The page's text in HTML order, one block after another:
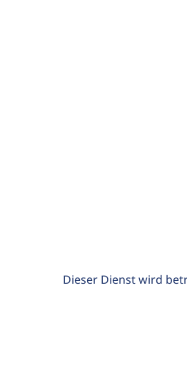
Dieser Dienst wird